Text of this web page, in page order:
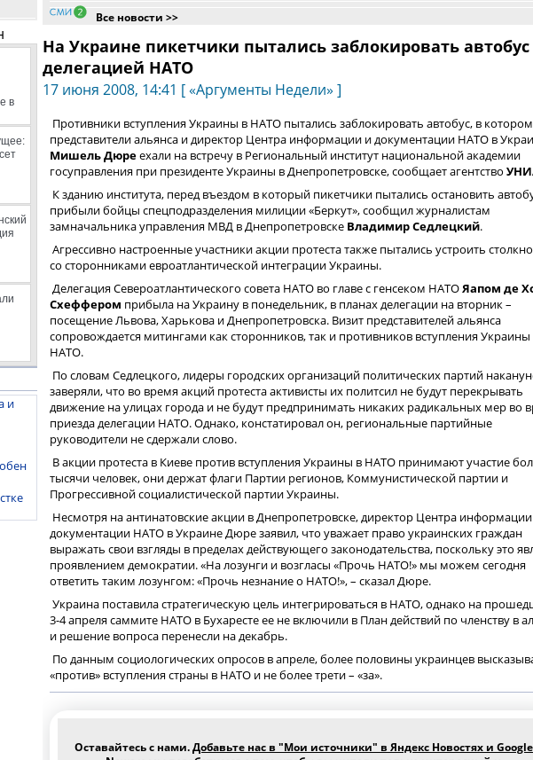
в
и
Все новости >>
На Украине пикетчики пытались заблокировать автобус
делегацией НАТО
17 июня 2008, 14:41 [ «Аргументы Недели» ]
Противники вступления Украины в НАТО пытались заблокировать автобус, в котором
представители альянса и директор Центра информации и документации НАТО в
Мишель Дюреехали на встречу в Региональный институт национальной академии
госуправления при президенте Украины в Днепропетровске, сообщает агентство
К зданию института, перед въездом в который пикетчики пытались остановить
прибыли бойцы спецподразделения милиции «Беркут», сообщил журналистам
замначальника управления МВД в Днепропетровске Владимир Седлецкий.
Агрессивно настроенные участники акции протеста также пытались устроить
со сторонниками евроатлантической интеграции Украины.
Делегация Североатлантического совета НАТО во главе с генсеком НАТОЯапом де
Схеффером прибыла на Украину в понедельник, в планах делегации на вторник –
посещение Львова, Харькова и Днепропетровска. Визит представителей альянса
сопровождается митингами как сторонников, так и противников вступления Украины
НАТО.
По словам Седлецкого, лидеры городских организаций политических партий
заверяли, что во время акций протеста активисты их политсил не будут перекрывать
движение на улицах города и не будут предпринимать никаких радикальных мер во
приезда делегации НАТО. Однако, констатировал он, региональные партийные
руководители не сдержали слово.
В акции протеста в Киеве против вступления Украины в НАТО принимают участие
тысячи человек, они держат флаги Партии регионов, Коммунистической партии и
Прогрессивной социалистической партии Украины.
Несмотря на антинатовские акции в Днепропетровске, директор Центра
документации НАТО в Украине Дюре заявил, что уважает право украинских граждан
выражать свои взгляды в пределах действующего законодательства, поскольку это
проявлением демократии. «На лозунги и возгласы «Прочь НАТО!» мы можем сегодня
ответить таким лозунгом: «Прочь незнание о НАТО!», – сказал Дюре.
Украина поставила стратегическую цель интегрироваться в НАТО, однако на
3-4 апреля саммите НАТО в Бухаресте ее не включили в План действий по членству в
и решение вопроса перенесли на декабрь.
По данным социологических опросов в апреле, более половины украинцев
«против» вступления страны в НАТО и не более трети – «за».
Оставайтесь с нами.Добавьте нас в "Мои источники" в Яндекс Новостях и Google